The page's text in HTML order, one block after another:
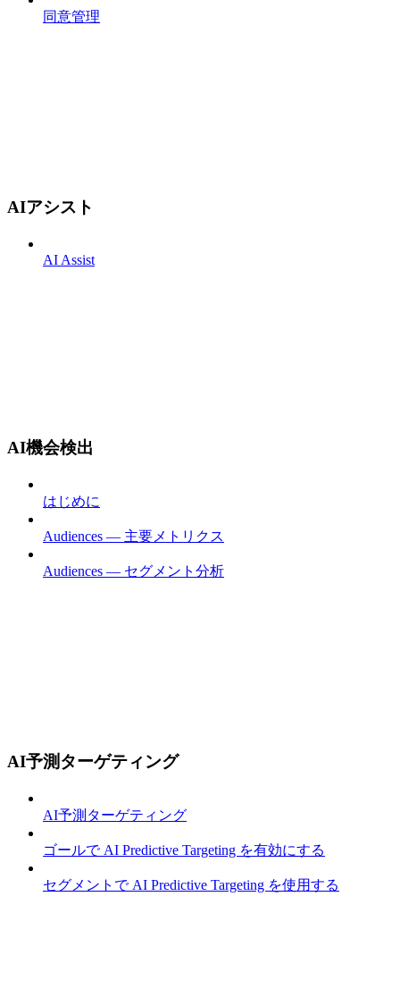
同意管理
AIアシスト
AI Assist
AI機会検出
はじめに
Audiences — 主要メトリクス
Audiences — セグメント分析
AI予測ターゲティング
AI予測ターゲティング
ゴールで AI Predictive Targeting を有効にする
セグメントで AI Predictive Targeting を使用する